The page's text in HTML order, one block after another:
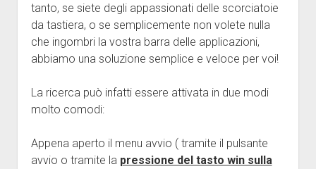
tanto, se siete degli appassionati delle scorciatoie
da tastiera, o se semplicemente non volete nulla
che ingombri la vostra barra delle applicazioni,
abbiamo una soluzione semplice e veloce per voi!
La ricerca può infatti essere attivata in due modi
molto comodi:
Appena aperto il menu avvio ( tramite il pulsante
avvio o tramite la pressione del tasto win sulla